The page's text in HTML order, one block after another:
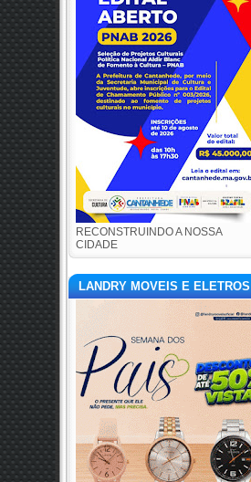
RECONSTRUINDO A NOSSA
CIDADE
LANDRY MOVEIS E ELETROS